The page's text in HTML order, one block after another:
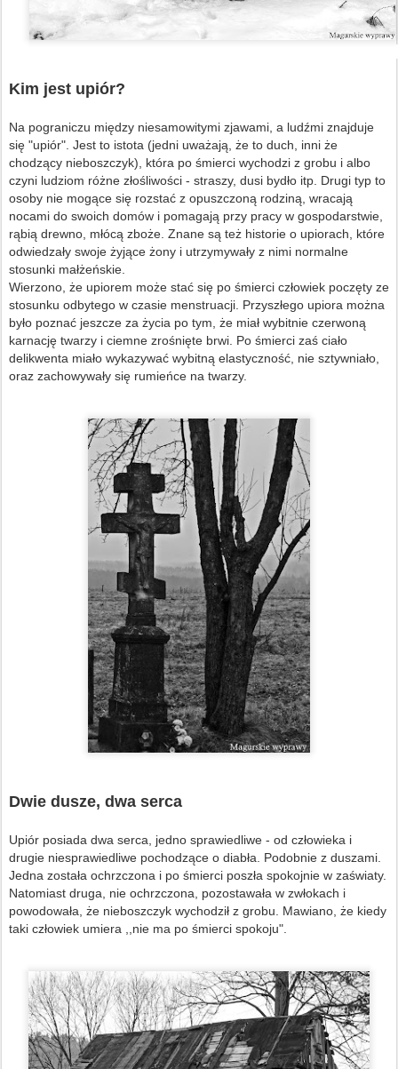
Kim jest upiór?
Na pograniczu między niesamowitymi zjawami, a ludźmi znajduje
się "upiór". Jest to istota (jedni uważają, że to duch, inni że
chodzący nieboszczyk), która po śmierci wychodzi z grobu i albo
czyni ludziom różne złośliwości - straszy, dusi bydło itp. Drugi typ to
osoby nie mogące się rozstać z opuszczoną rodziną, wracają
nocami do swoich domów i pomagają przy pracy w gospodarstwie,
rąbią drewno, młócą zboże. Znane są też historie o upiorach, które
odwiedzały swoje żyjące żony i utrzymywały z nimi normalne
stosunki małżeńskie.
Wierzono, że upiorem może stać się po śmierci człowiek poczęty ze
stosunku odbytego w czasie menstruacji. Przyszłego upiora można
było poznać jeszcze za życia po tym, że miał wybitnie czerwoną
karnację twarzy i ciemne zrośnięte brwi. Po śmierci zaś ciało
delikwenta miało wykazywać wybitną elastyczność, nie sztywniało,
oraz zachowywały się rumieńce na twarzy.
Dwie dusze, dwa serca
Upiór posiada dwa serca, jedno sprawiedliwe - od człowieka i
drugie niesprawiedliwe pochodzące o diabła. Podobnie z duszami.
Jedna została ochrzczona i po śmierci poszła spokojnie w zaświaty.
Natomiast druga, nie ochrzczona, pozostawała w zwłokach i
powodowała, że nieboszczyk wychodził z grobu. Mawiano, że kiedy
taki człowiek umiera ,,nie ma po śmierci spokoju".